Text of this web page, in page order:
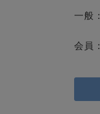
一般：
会員：